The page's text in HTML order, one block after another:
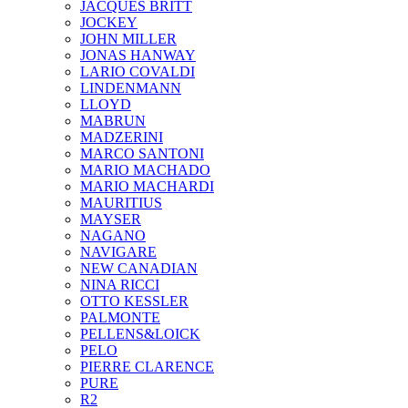
JAСQUES BRITT
JOCKEY
JOHN MILLER
JONAS HANWAY
LARIO COVALDI
LINDENMANN
LLOYD
MABRUN
MADZERINI
MARCO SANTONI
MARIO MACHADO
MARIO MACHARDI
MAURITIUS
MAYSER
NAGANO
NAVIGARE
NEW CANADIAN
NINA RICCI
OTTO KESSLER
PALMONTE
PELLENS&LOICK
PELO
PIERRE CLARENCE
PURE
R2